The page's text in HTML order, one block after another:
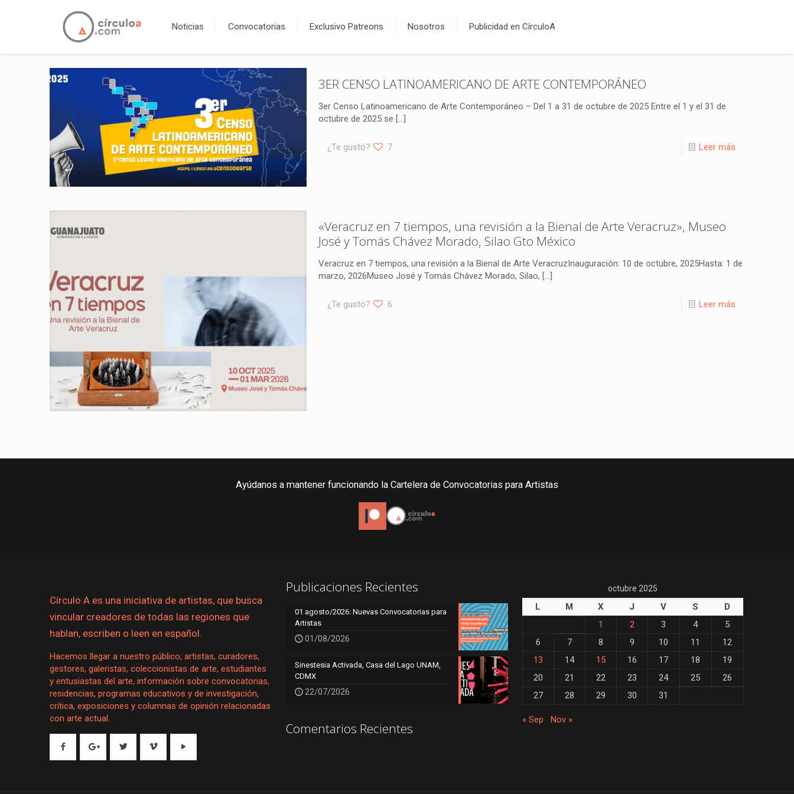
Noticias Convocatorias Exclusivo Patreons Nosotros Publicidad en CírculoA
octubre 13, 2025
3ER CENSO LATINOAMERICANO DE ARTE CONTEMPORÁNEO
3er Censo Latinoamericano de Arte Contemporáneo – Del 1 a 31 de octubre de 2025 Entre el 1 y el 31 de
octubre de 2025 se […]
¿Te gustó? 7 Leer más
«Veracruz en 7 tiempos, una revisión a la Bienal de Arte Veracruz», Museo
José y Tomás Chávez Morado, Silao Gto México
Veracruz en 7 tiempos, una revisión a la Bienal de Arte VeracruzInauguración: 10 de octubre, 2025Hasta: 1 de
marzo, 2026Museo José y Tomás Chávez Morado, Silao, […]
¿Te gustó? 6 Leer más
Ayúdanos a mantener funcionando la Cartelera de Convocatorias para Artistas
Círculo A es una iniciativa de artistas, que busca
vincular creadores de todas las regiones que
hablan, escriben o leen en español.
Hacemos llegar a nuestro público; artistas, curadores,
gestores, galeristas, coleccionistas de arte, estudiantes
y entusiastas del arte, información sobre convocatorias,
residencias, programas educativos y de investigación,
crítica, exposiciones y columnas de opinión relacionadas
con arte actual.
Publicaciones Recientes
01 agosto/2026: Nuevas Convocatorias para
Artistas
01/08/2026
Sinestesia Activada, Casa del Lago UNAM,
CDMX
22/07/2026
Comentarios Recientes
octubre 2025
L M X J V S
D
1
2 3 4
5
6
7 8 9 10 11
12
13
14 15 16 17 18
19
20
21 22 23 24 25
26
27
28 29 30 31
« Sep Nov »